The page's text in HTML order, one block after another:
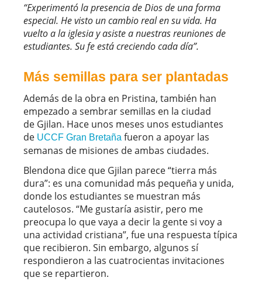
“Experimentó la presencia de Dios de una forma
especial. He visto un cambio real en su vida. Ha
vuelto a la iglesia y asiste a nuestras reuniones de
estudiantes. Su fe está creciendo cada día”.
Más semillas para ser plantadas
Además de la obra en Pristina, también han
empezado a sembrar semillas en la ciudad
de Gjilan. Hace unos meses unos estudiantes
de UCCF Gran Bretaña fueron a apoyar las
semanas de misiones de ambas ciudades.
Blendona dice que Gjilan parece “tierra más
dura”: es una comunidad más pequeña y unida,
donde los estudiantes se muestran más
cautelosos. “Me gustaría asistir, pero me
preocupa lo que vaya a decir la gente si voy a
una actividad cristiana”, fue una respuesta típica
que recibieron. Sin embargo, algunos sí
respondieron a las cuatrocientas invitaciones
que se repartieron.